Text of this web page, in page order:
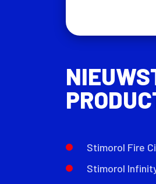
Stimorol Fire
Stimorol